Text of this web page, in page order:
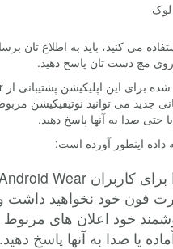
لوک
می کنید، باید به اطلاع تان
مچ دست تان پاسخ دهید.
جدید می توانید نوتیفیکیشن
حتی صدا به آنها پاسخ دهید.
داده اینطور آورده است:
فون خود نخواهید
خود اعلان های
یا صدا به آنها پاسخ